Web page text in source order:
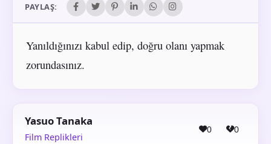
PAYLAŞ:
Yanıldığınızı kabul edip, doğru olanı yapmak
zorundasınız.
Yasuo Tanaka
Film Replikleri
0 0